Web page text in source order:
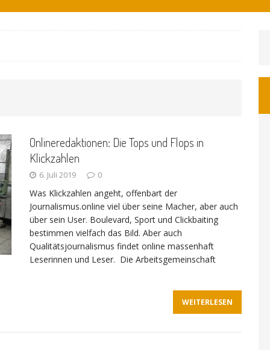
Interview mit KI TECHNIK
sich der WDR von ernsthaften Nachrichten
Onlineredaktionen: Die Tops und Flops in
Klickzahlen
6. Juli 2019 0
Was Klickzahlen angeht, offenbart der
Journalismus.online viel über seine Macher, aber auch
über sein User. Boulevard, Sport und Clickbaiting
bestimmen vielfach das Bild. Aber auch
Qualitätsjournalismus findet online massenhaft
Leserinnen und Leser. Die Arbeitsgemeinschaft
WEITERLESEN